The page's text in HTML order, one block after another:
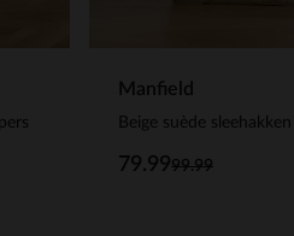
Manfield
Beige suède sleehakken
99.99
79.99